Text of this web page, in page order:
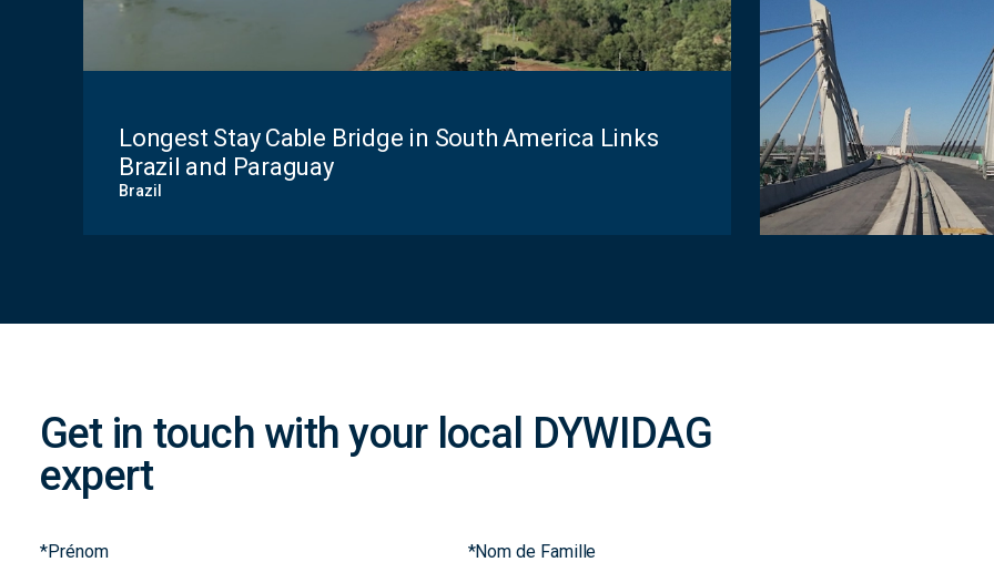
Longest Stay Cable Bridge in South America Links
Brazil and Paraguay
Brazil
Get in touch with your local DYWIDAG
expert
*Prénom *Nom de Famille